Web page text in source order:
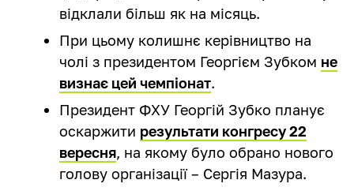
відклали більш як на місяць.
При цьому колишнє керівництво на
чолі з президентом Георгієм Зубком не
визнає цей чемпіонат.
Президент ФХУ Георгій Зубко планує
оскаржити результати конгресу 22
вересня, на якому було обрано нового
голову організації – Сергія Мазура.